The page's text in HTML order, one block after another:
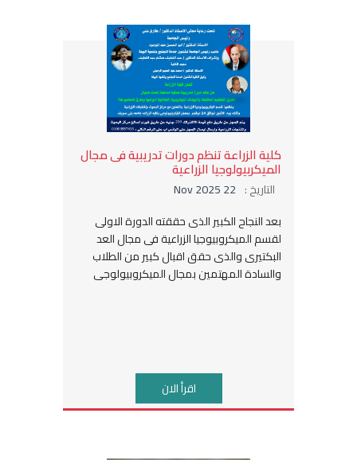
كلية الزراعة تنظم دورات تدريبية فى مجال
الميكربيولوجيا الزراعية
التاريخ : 22 Nov 2025
بعد النجاح الكبير الذى حققته الدورة الاولى
لقسم الميكروبيوجيا الزراعية فى مجال العد
البكتيرى والذى حقق اقبال كبير من الطلاب
والسادة المهتمين بمجال الميكروبيولوجى
اقرأ الان